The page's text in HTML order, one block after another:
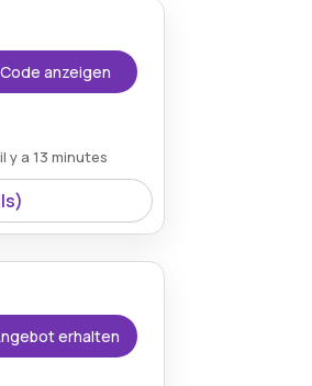
Code anzeigen
y a 13 minutes
erhalten